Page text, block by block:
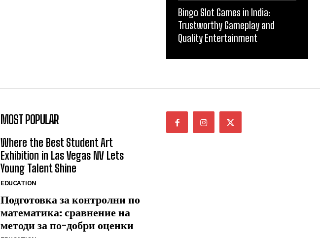
Bingo Slot Games in India:
Trustworthy Gameplay and
Quality Entertainment
MOST POPULAR
Where the Best Student Art
Exhibition in Las Vegas NV Lets
Young Talent Shine
EDUCATION
Подготовка за контролни по
математика: сравнение на
методи за по-добри оценки